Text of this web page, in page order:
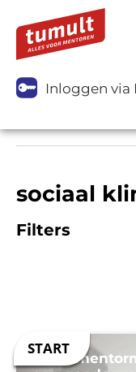
Inloggen via
sociaal
Filters
Jouw